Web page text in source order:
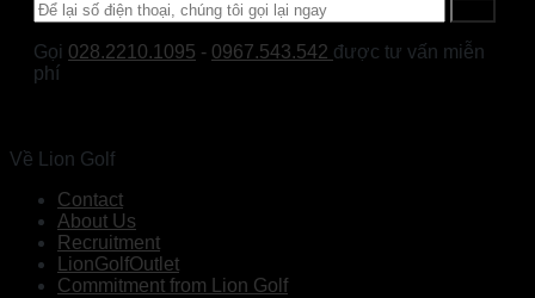
Gọi 028.2210.1095 - 0967.543.542 được tư vấn miễn
phí
Về Lion Golf
Contact
About Us
Recruitment
LionGolfOutlet
Commitment from Lion Golf